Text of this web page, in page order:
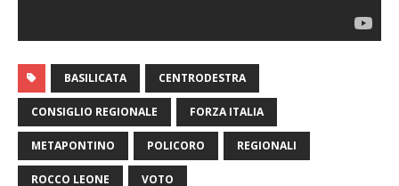
BASILICATA CENTRODESTRA
CONSIGLIO REGIONALE FORZA ITALIA
METAPONTINO POLICORO REGIONALI
ROCCO LEONE VOTO